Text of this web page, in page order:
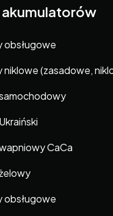
akumulatorów
obsługowe
niklowe (zasadowe,
CaCa
obsługowe